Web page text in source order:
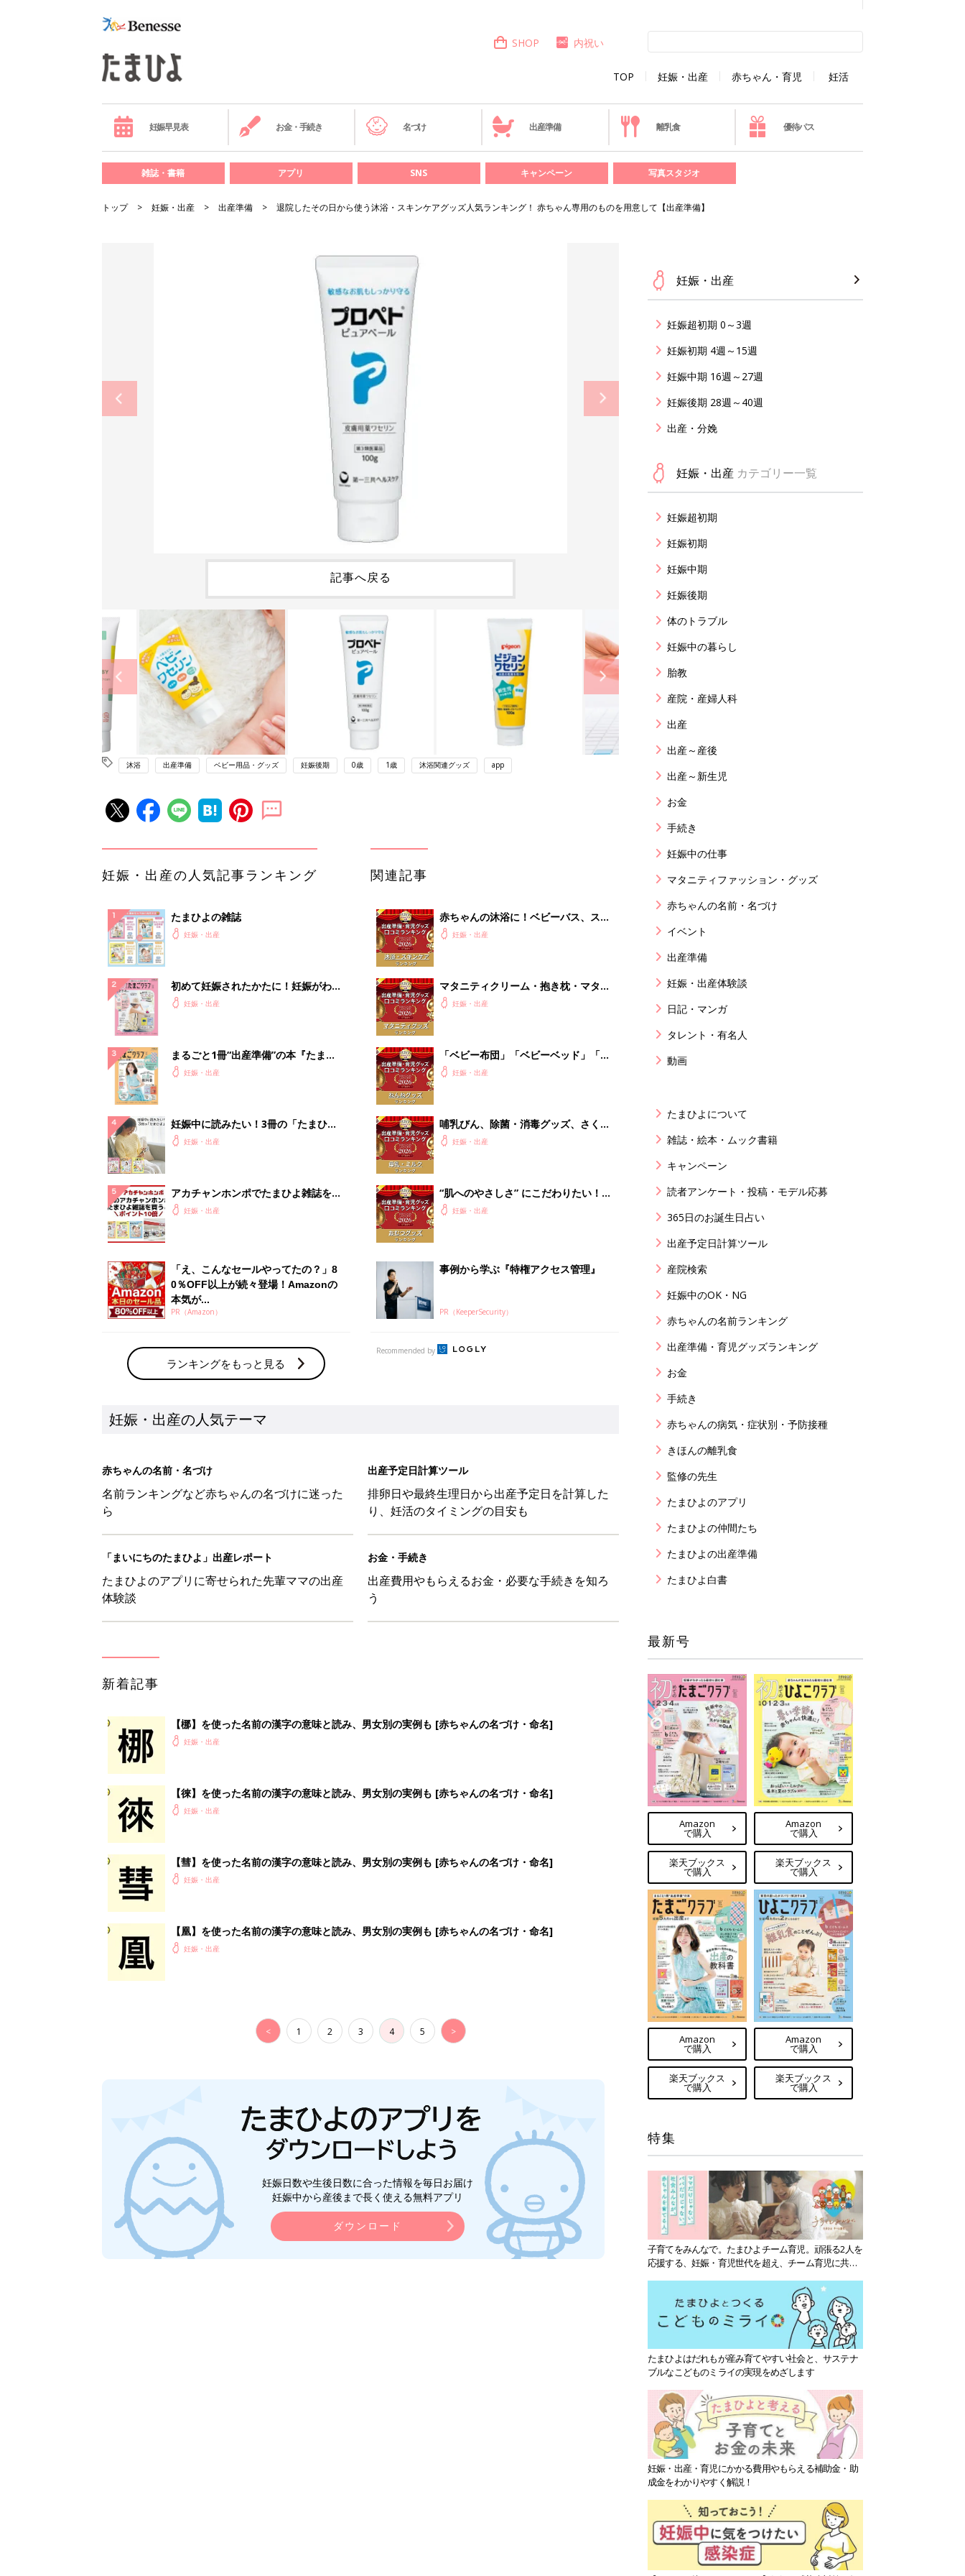
TOP 妊娠・出産 赤ちゃん・育児 妊活
SHOP 内祝い
妊娠早見表 お金・手続き 名づけ 出産準備 離乳食 優待パス
雑誌・書籍 アプリ SNS キャンペーン 写真スタジオ
トップ 妊娠・出産 出産準備 退院したその日から使う沐浴・スキンケアグッズ人気ランキング！ 赤ちゃん専用のものを用意して【出産準備】
記事へ戻る
沐浴 出産準備 ベビー用品・グッズ 妊娠後期 0歳 1歳 沐浴関連グッズ app
妊娠・出産の人気記事ランキング
たまひよの雑誌
妊娠・出産
初めて妊娠されたかたに！妊娠がわか
ったら最初に読む本『初めてのたまご
妊娠・出産
まるごと1冊“出産準備”の本『たまご
クラブ 夏号』〈スペシャル大特集〉
妊娠・出産
妊娠中に読みたい！3冊の「たまひ
よ」妊娠・出産
アカチャンホンポでたまひよ雑誌を買
うとポイント10倍【期間限定】
妊娠・出産
「え、こんなセールやってたの？」8
0％OFF以上が続々登場！Amazonの
本気が...
PR（Amazon）
ランキングをもっと見る
関連記事
赤ちゃんの沐浴に！ベビーバス、スキ
ンケアグッズ口コミ人気ランキング
妊娠・出産
マタニティクリーム・抱き枕・マタニ
ティインナー・葉酸 口コミ人気ラン
妊娠・出産
「ベビー布団」「ベビーベッド」「バ
ウンサー」赤ちゃんのねんね環境を整
妊娠・出産
哺乳びん、除菌・消毒グッズ、さく乳
器、授乳グッズで最もママ・パパの支
妊娠・出産
“肌へのやさしさ” にこだわりたい！
ママ・パパが選ぶおむつグッズ8選
妊娠・出産
事例から学ぶ『特権アクセス管理』
PR（KeeperSecurity）
Recommended by
妊娠・出産の人気テーマ
赤ちゃんの名前・名づけ
名前ランキングなど赤ちゃんの名づけに迷った
ら
出産予定日計算ツール
排卵日や最終生理日から出産予定日を計算した
り、妊活のタイミングの目安も
「まいにちのたまひよ」出産レポート
たまひよのアプリに寄せられた先輩ママの出産
体験談
お金・手続き
出産費用やもらえるお金・必要な手続きを知ろ
う
新着記事
【梛】を使った名前の漢字の意味と読み、男女別の実例も [赤ちゃんの名づけ・命名]
妊娠・出産
【徠】を使った名前の漢字の意味と読み、男女別の実例も [赤ちゃんの名づけ・命名]
妊娠・出産
【彗】を使った名前の漢字の意味と読み、男女別の実例も [赤ちゃんの名づけ・命名]
妊娠・出産
【凰】を使った名前の漢字の意味と読み、男女別の実例も [赤ちゃんの名づけ・命名]
妊娠・出産
< 1 2 3 4 5 >
妊娠日数や生後日数に合った情報を毎日お届け
妊娠中から産後まで長く使える無料アプリ
ダウンロード
妊娠・出産
妊娠超初期 0～3週
妊娠初期 4週～15週
妊娠中期 16週～27週
妊娠後期 28週～40週
出産・分娩
妊娠・出産 カテゴリー一覧
妊娠超初期
妊娠初期
妊娠中期
妊娠後期
体のトラブル
妊娠中の暮らし
胎教
産院・産婦人科
出産
出産～産後
出産～新生児
お金
手続き
妊娠中の仕事
マタニティファッション・グッズ
赤ちゃんの名前・名づけ
イベント
出産準備
妊娠・出産体験談
日記・マンガ
タレント・有名人
動画
たまひよについて
雑誌・絵本・ムック書籍
キャンペーン
読者アンケート・投稿・モデル応募
365日のお誕生日占い
出産予定日計算ツール
産院検索
妊娠中のOK・NG
赤ちゃんの名前ランキング
出産準備・育児グッズランキング
お金
手続き
赤ちゃんの病気・症状別・予防接種
きほんの離乳食
監修の先生
たまひよのアプリ
たまひよの仲間たち
たまひよの出産準備
たまひよ白書
最新号
Amazon
で購入
楽天ブックス
で購入
Amazon
で購入
楽天ブックス
で購入
Amazon
で購入
楽天ブックス
で購入
Amazon
で購入
楽天ブックス
で購入
特集
子育てをみんなで。たまひよチーム育児。頑張る2人を
応援する、妊娠・育児世代を超え、チーム育児に共感
たまひよはだれもが産み育てやすい社会と、サステナ
ブルなこどものミライの実現をめざします
妊娠・出産・育児にかかる費用やもらえる補助金・助
成金をわかりやすく解説！